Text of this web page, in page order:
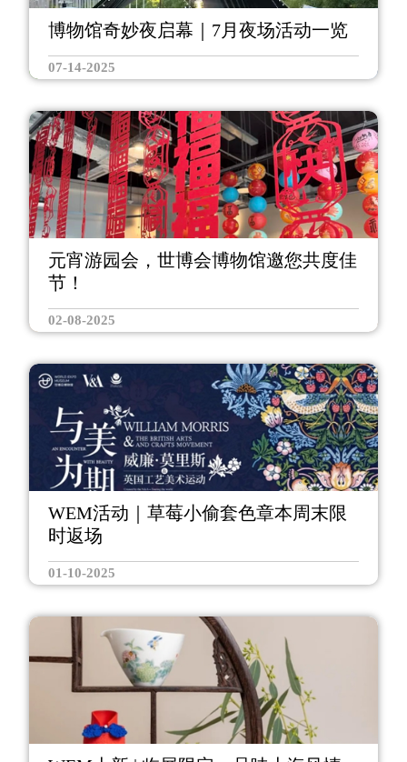
博物馆奇妙夜启幕｜7月夜场活动一览
07-14-2025
元宵游园会，世博会博物馆邀您共度佳
节！
02-08-2025
WEM活动｜草莓小偷套色章本周末限
时返场
01-10-2025